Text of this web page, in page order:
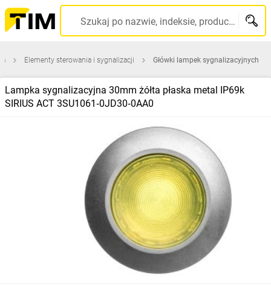
Szukaj po nazwie, indeksie, producencie, kodzie kreskowym...
Elementy sterowania i sygnalizacji Główki lampek sygnalizacyjnych
Lampka sygnalizacyjna 30mm żółta płaska metal IP69k
SIRIUS ACT 3SU1061‑0JD30‑0AA0